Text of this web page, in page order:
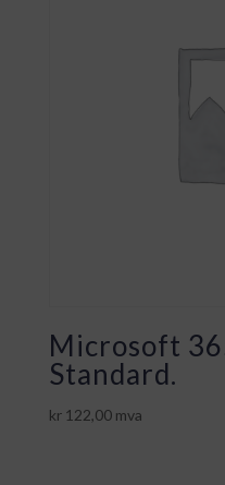
Microsoft
Standard.
kr122,00 mva